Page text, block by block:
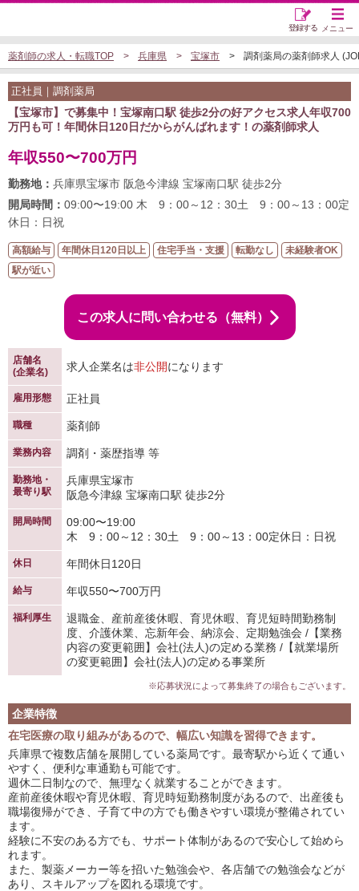
メニュー
登録する
薬剤師の求人・転職TOP 兵庫県 宝塚市 調剤薬局の薬剤師求人
正社員｜調剤薬局
【宝塚市】で募集中！宝塚南口駅 徒歩2分の好アクセス求人年収700
万円も可！年間休日120日だからがんばれます！の薬剤師求人
年収550〜700万円
勤務地： 兵庫県宝塚市 阪急今津線 宝塚南口駅 徒歩2分
開局時間： 09:00〜19:00 木 9：00～12：30土 9：00～13：00定
休日：日祝
高額給与 年間休日120日以上 住宅手当・支援 転勤なし
未経験者OK
駅が近い
この求人に問い合わせる（無料）
店舗名
(企業名)
求人企業名は非公開になります
雇用形態 正社員
職種 薬剤師
業務内容 調剤・薬歴指導 等
勤務地・
最寄り駅
兵庫県宝塚市
阪急今津線 宝塚南口駅 徒歩2分
開局時間
09:00〜19:00
木 9：00～12：30土 9：00～13：00定休日：日祝
休日 年間休日120日
給与 年収550〜700万円
福利厚生
退職金、産前産後休暇、育児休暇、育児短時間勤務制
度、介護休業、忘新年会、納涼会、定期勉強会 /【業務
内容の変更範囲】会社(法人)の定める業務 /【就業場所
の変更範囲】会社(法人)の定める事業所
※応募状況によって募集終了の場合もございます。
企業特徴
在宅医療の取り組みがあるので、幅広い知識を習得できます。
兵庫県で複数店舗を展開している薬局です。最寄駅から近くて通い
やすく、便利な車通勤も可能です。
週休二日制なので、無理なく就業することができます。
産前産後休暇や育児休暇、育児時短勤務制度があるので、出産後も
職場復帰ができ、子育て中の方でも働きやすい環境が整備されてい
ます。
経験に不安のある方でも、サポート体制があるので安心して始めら
れます。
また、製薬メーカー等を招いた勉強会や、各店舗での勉強会などが
あり、スキルアップを図れる環境です。